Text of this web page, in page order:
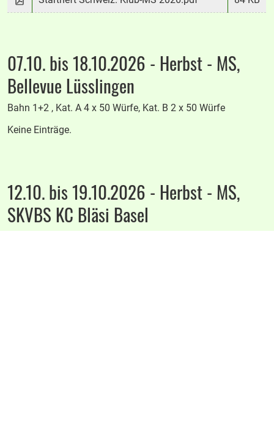
07.10. bis 18.10.2026 - Herbst - MS,
Bellevue Lüsslingen
Bahn 1+2 , Kat. A 4 x 50 Würfe, Kat. B 2 x 50 Würfe
Keine Einträge.
12.10. bis 19.10.2026 - Herbst - MS,
SKVBS KC Bläsi Basel